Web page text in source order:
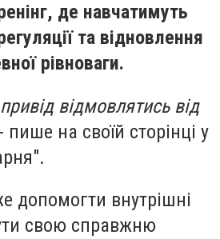
де навчатимуть
та відновлення
рівноваги.
відмовлятись від
на своїй сторінці у
допомогти внутрішні
свою справжню